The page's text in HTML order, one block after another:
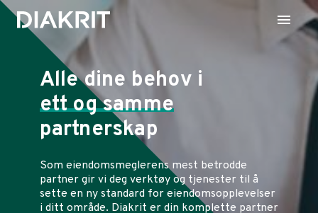
Alle dine behov i
ett og samme
partnerskap
Som eiendomsmeglerens mest betrodde
partner gir vi deg verktøy og tjenester til å
sette en ny standard for eiendomsopplevelser
i ditt område. Diakrit er din komplette partner